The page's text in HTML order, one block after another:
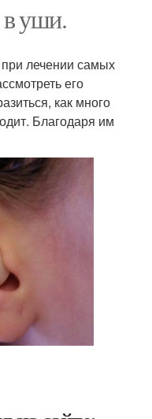
в уши.
лечении самых
его
как много
Благодаря им